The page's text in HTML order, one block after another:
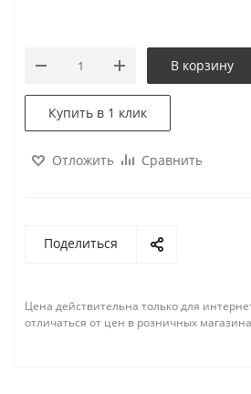
В корзину
Купить в 1 клик
Отложить Сравнить
Поделиться
Цена действительна только для
отличаться от цен в розничных